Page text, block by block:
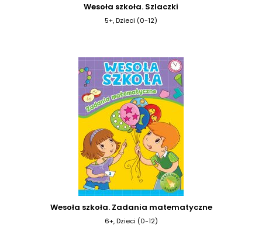
Wesoła szkoła. Szlaczki
5+, Dzieci (0-12)
Wesoła szkoła. Zadania matematyczne
6+, Dzieci (0-12)